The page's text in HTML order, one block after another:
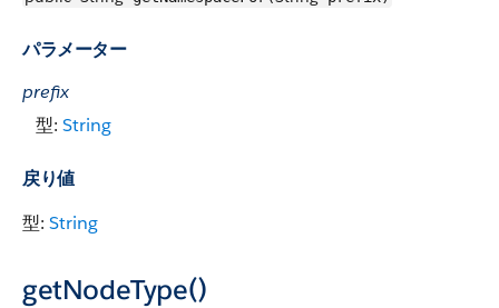
パラメーター
prefix
型: String
戻り値
型: String
getNodeType()